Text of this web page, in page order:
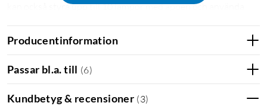
kan också styra upp till 10 lampor med appen och använda
Assistant.
Fler funktioner med Hue Bridge
Med en Hue Bridge(50840)får du fler möjligheter att styra
LED-lampan. Bland annat kan du då fjärrstyra lampan när du
Producentinformation
Passar bl.a. till (6)
Kundbetyg & recensioner (3)